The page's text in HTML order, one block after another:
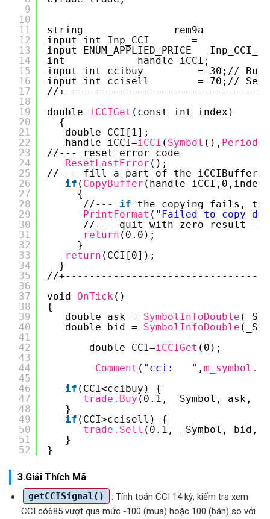
9
10
11
12
13
14
15
16
17
18
19
20
21
22
23
24
25
26
27
28
29
30
31
32
33
34
35
36
37
38
39
40
41
42
43
44
45
46
47
48
49
50
51
52
string               rem9a
input int Inp_CCI       =
input ENUM_APPLIED_PRICE
int            handle_iCCI;
input int ccibuy         = 30;// Buy
input int ccisell        = 70;// Sell
//
double
iCCIGet (const int index)
{
double CCI[1];
handle_iCCI=iCCI ( Symbol (), Period
//--- reset error code
ResetLastError ();
//--- fill a part of the iCCIBuffer
if ( CopyBuffer
{
//--- if
the copying fails,
PrintFormat ( "Failed to copy
//--- quit with zero result - it
return (0.0);
}
return (CCI[0]);
}
//
void OnTick ()
{
double ask = SymbolInfoDouble
double bid = SymbolInfoDouble
double CCI=iCCIGet (0);
Comment ( "cci:   " ,
if (CCI<ccibuy) {
trade.Buy (0.1, _Symbol, ask,
}
if (CCI>ccisell) {
trade.Sell (0.1, _Symbol, bid,
}
}
3.Giải Thích Mã
getCCISignal()
: Tính toán CCI 14 kỳ, kiểm tra xem
CCI có685 vượt qua mức -100 (mua) hoặc 100 (bán) so với